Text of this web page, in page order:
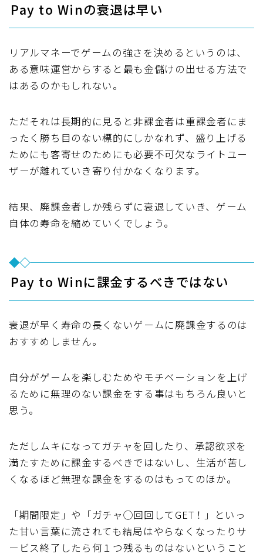
Pay to Winの衰退は早い
リアルマネーでゲームの強さを決めるというのは、
ある意味運営からすると最も金儲けの出せる方法で
はあるのかもしれない。
ただそれは長期的に見ると非課金者は重課金者にま
ったく勝ち目のない標的にしかなれず、盛り上げる
ためにも客寄せのためにも必要不可欠なライトユー
ザーが離れていき寄り付かなくなります。
結果、廃課金者しか残らずに衰退していき、ゲーム
自体の寿命を縮めていくでしょう。
Pay to Winに課金するべきではない
衰退が早く寿命の長くないゲームに廃課金するのは
おすすめしません。
自分がゲームを楽しむためやモチベーションを上げ
るために無理のない課金をする事はもちろん良いと
思う。
ただしムキになってガチャを回したり、承認欲求を
満たすために課金するべきではないし、生活が苦し
くなるほど無理な課金をするのはもってのほか。
「期間限定」や「ガチャ◯回回してGET！」といっ
た甘い言葉に流されても結局はやらなくなったりサ
ービス終了したら何１つ残るものはないということ